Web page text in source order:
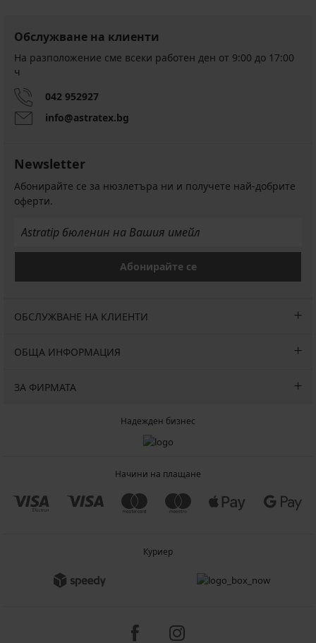
Обслужване на клиенти
На разположение сме всеки работен ден от 9:00 до 17:00
ч
042 952927
info@astratex.bg
Newsletter
Абонирайте се за нюзлетъра ни и получете най-добрите
оферти.
Абонирайте се
ОБСЛУЖВАНЕ НА КЛИЕНТИ
ОБЩА ИНФОРМАЦИЯ
ЗА ФИРМАТА
Надежден бизнес
Начини на плащане
Куриер